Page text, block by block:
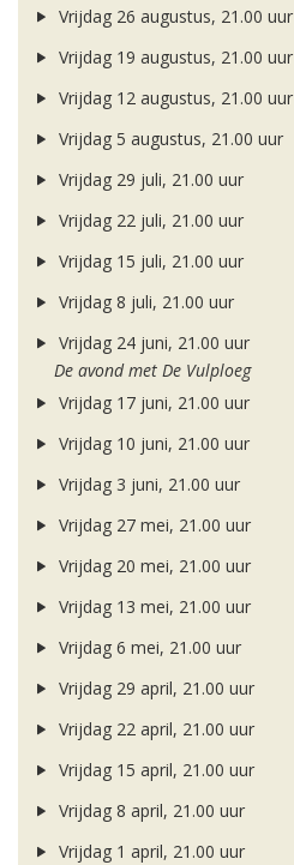
Vrijdag 26 augustus, 21.00 uur
Vrijdag 19 augustus, 21.00 uur
Vrijdag 12 augustus, 21.00 uur
Vrijdag 5 augustus, 21.00 uur
Vrijdag 29 juli, 21.00 uur
Vrijdag 22 juli, 21.00 uur
Vrijdag 15 juli, 21.00 uur
Vrijdag 8 juli, 21.00 uur
Vrijdag 24 juni, 21.00 uur
De avond met De Vulploeg
Vrijdag 17 juni, 21.00 uur
Vrijdag 10 juni, 21.00 uur
Vrijdag 3 juni, 21.00 uur
Vrijdag 27 mei, 21.00 uur
Vrijdag 20 mei, 21.00 uur
Vrijdag 13 mei, 21.00 uur
Vrijdag 6 mei, 21.00 uur
Vrijdag 29 april, 21.00 uur
Vrijdag 22 april, 21.00 uur
Vrijdag 15 april, 21.00 uur
Vrijdag 8 april, 21.00 uur
Vrijdag 1 april, 21.00 uur